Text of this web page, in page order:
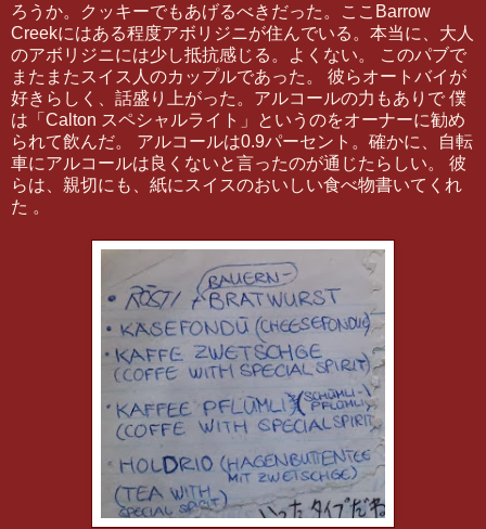
ろうか。クッキーでもあげるべきだった。ここBarrow
Creekにはある程度アボリジニが住んでいる。本当に、大人
のアボリジニには少し抵抗感じる。よくない。 このパブで
またまたスイス人のカップルであった。 彼らオートバイが
好きらしく、話盛り上がった。アルコールの力もありで 僕
は「Calton スペシャルライト」というのをオーナーに勧め
られて飲んだ。 アルコールは0.9パーセント。確かに、自転
車にアルコールは良くないと言ったのが通じたらしい。 彼
らは、親切にも、紙にスイスのおいしい食べ物書いてくれ
た 。